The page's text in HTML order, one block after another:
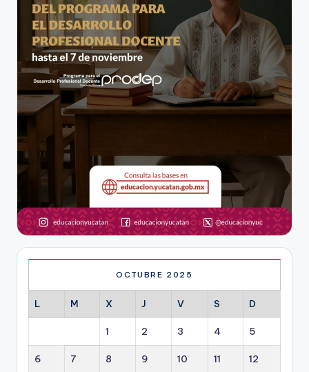
OCTUBRE 2025
L M X J V S D
1 2 3 4 5
6 7 8 9 10 11 12